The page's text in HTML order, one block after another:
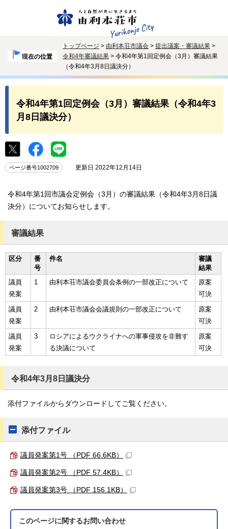
現在の位置
トップページ > 由利本荘市議会 > 提出議案・審議結果 >
令和4年審議結果 > 令和4年第1回定例会（3月）審議結果
（令和4年3月8日議決分）
令和4年第1回定例会（3月）審議結果（令和4年3
月8日議決分）
ページ番号1002709 更新日 2022年12月14日
令和4年第1回市議会定例会（3月）の審議結果（令和4年3月8日議
決分）についてお知らせします。
審議結果
区分
番
号
件名
審議
結果
議員
発案
1 由利本荘市議会委員会条例の一部改正について
原案
可決
議員
発案
2 由利本荘市議会会議規則の一部改正について
原案
可決
議員
発案
3
ロシアによるウクライナへの軍事侵攻を非難す
る決議について
原案
可決
令和4年3月8日議決分
添付ファイルからダウンロードしてご覧ください。
添付ファイル
議員発案第1号 （PDF 66.6KB）
議員発案第2号 （PDF 57.4KB）
議員発案第3号 （PDF 156.1KB）
このページに関するお問い合わせ